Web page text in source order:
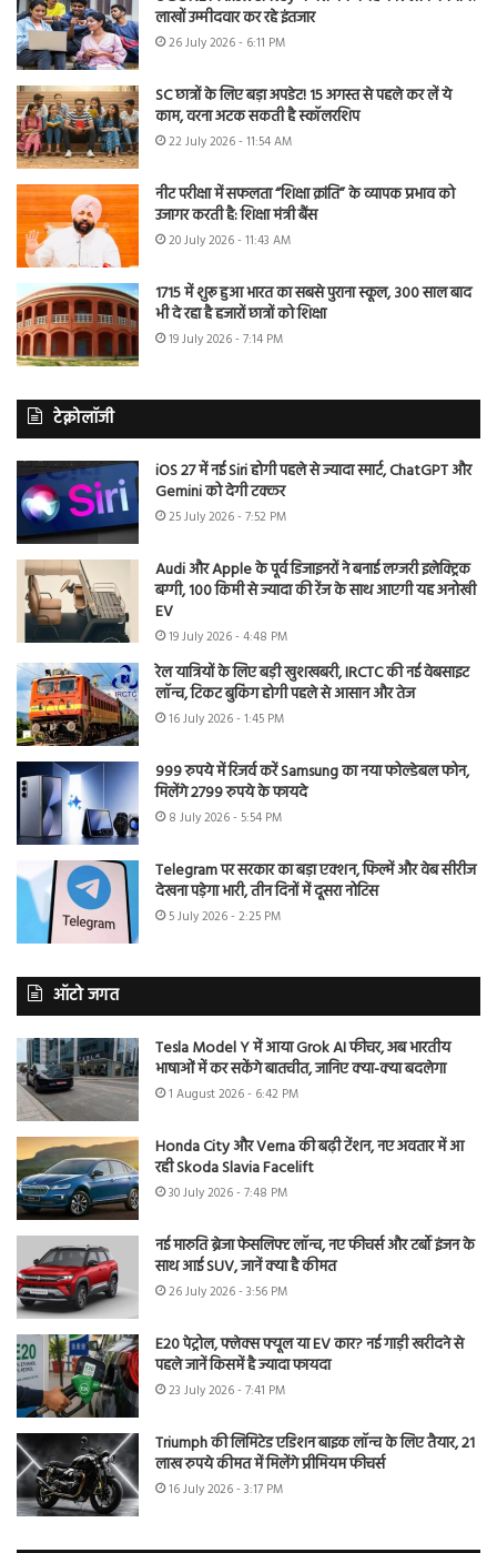
लाखों उम्मीदवार कर रहे इंतजार
26 July 2026 - 6:11 PM
SC छात्रों के लिए बड़ा अपडेट! 15 अगस्त से पहले कर लें ये
काम, वरना अटक सकती है स्कॉलरशिप
22 July 2026 - 11:54 AM
नीट परीक्षा में सफलता “शिक्षा क्रांति” के व्यापक प्रभाव को
उजागर करती है: शिक्षा मंत्री बैंस
20 July 2026 - 11:43 AM
1715 में शुरू हुआ भारत का सबसे पुराना स्कूल, 300 साल बाद
भी दे रहा है हजारों छात्रों को शिक्षा
19 July 2026 - 7:14 PM
टेक्नोलॉजी
iOS 27 में नई Siri होगी पहले से ज्यादा स्मार्ट, ChatGPT और
Gemini को देगी टक्कर
25 July 2026 - 7:52 PM
Audi और Apple के पूर्व डिजाइनरों ने बनाई लग्जरी इलेक्ट्रिक
बग्गी, 100 किमी से ज्यादा की रेंज के साथ आएगी यह अनोखी
EV
19 July 2026 - 4:48 PM
रेल यात्रियों के लिए बड़ी खुशखबरी, IRCTC की नई वेबसाइट
लॉन्च, टिकट बुकिंग होगी पहले से आसान और तेज
16 July 2026 - 1:45 PM
999 रुपये में रिजर्व करें Samsung का नया फोल्डेबल फोन,
मिलेंगे 2799 रुपये के फायदे
8 July 2026 - 5:54 PM
Telegram पर सरकार का बड़ा एक्शन, फिल्में और वेब सीरीज
देखना पड़ेगा भारी, तीन दिनों में दूसरा नोटिस
5 July 2026 - 2:25 PM
ऑटो जगत
Tesla Model Y में आया Grok AI फीचर, अब भारतीय
भाषाओं में कर सकेंगे बातचीत, जानिए क्या-क्या बदलेगा
1 August 2026 - 6:42 PM
Honda City और Verna की बढ़ी टेंशन, नए अवतार में आ
रही Skoda Slavia Facelift
30 July 2026 - 7:48 PM
नई मारुति ब्रेजा फेसलिफ्ट लॉन्च, नए फीचर्स और टर्बो इंजन के
साथ आई SUV, जानें क्या है कीमत
26 July 2026 - 3:56 PM
E20 पेट्रोल, फ्लेक्स फ्यूल या EV कार? नई गाड़ी खरीदने से
पहले जानें किसमें है ज्यादा फायदा
23 July 2026 - 7:41 PM
Triumph की लिमिटेड एडिशन बाइक लॉन्च के लिए तैयार, 21
लाख रुपये कीमत में मिलेंगे प्रीमियम फीचर्स
16 July 2026 - 3:17 PM